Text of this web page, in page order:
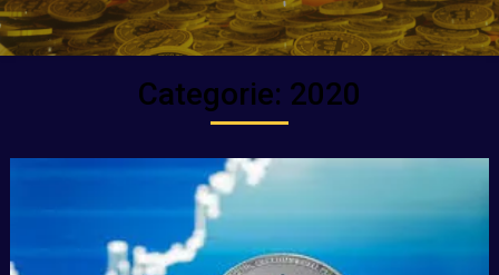
Categorie: 2020